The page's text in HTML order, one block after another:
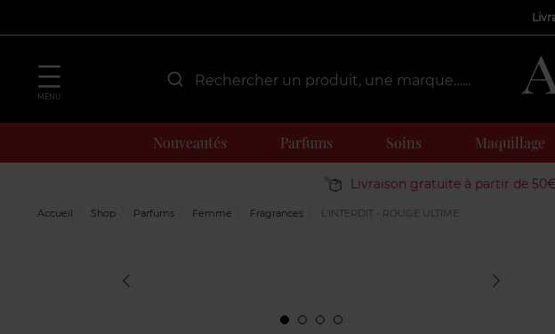
MENU
Nouveautés Parfums Soins Maquillage
Livraison gratuite à partir de
Accueil Shop Parfums Femme Fragrances L'INTERDIT - ROUGE ULTIME